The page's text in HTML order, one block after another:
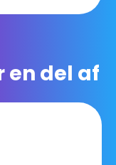
del af